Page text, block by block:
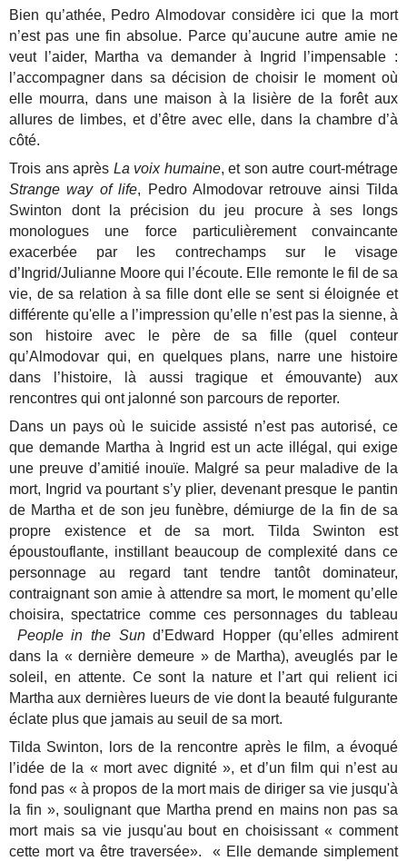
Bien qu’athée, Pedro Almodovar considère ici que la mort
n’est pas une fin absolue. Parce qu’aucune autre amie ne
veut l’aider, Martha va demander à Ingrid l’impensable :
l’accompagner dans sa décision de choisir le moment où
elle mourra, dans une maison à la lisière de la forêt aux
allures de limbes, et d’être avec elle, dans la chambre d’à
côté.
Trois ans après La voix humaine, et son autre court-métrage
Strange way of life, Pedro Almodovar retrouve ainsi Tilda
Swinton dont la précision du jeu procure à ses longs
monologues une force particulièrement convaincante
exacerbée par les contrechamps sur le visage
d’Ingrid/Julianne Moore qui l’écoute. Elle remonte le fil de sa
vie, de sa relation à sa fille dont elle se sent si éloignée et
différente qu'elle a l’impression qu’elle n’est pas la sienne, à
son histoire avec le père de sa fille (quel conteur
qu’Almodovar qui, en quelques plans, narre une histoire
dans l’histoire, là aussi tragique et émouvante) aux
rencontres qui ont jalonné son parcours de reporter.
Dans un pays où le suicide assisté n’est pas autorisé, ce
que demande Martha à Ingrid est un acte illégal, qui exige
une preuve d’amitié inouïe. Malgré sa peur maladive de la
mort, Ingrid va pourtant s’y plier, devenant presque le pantin
de Martha et de son jeu funèbre, démiurge de la fin de sa
propre existence et de sa mort. Tilda Swinton est
époustouflante, instillant beaucoup de complexité dans ce
personnage au regard tant tendre tantôt dominateur,
contraignant son amie à attendre sa mort, le moment qu’elle
choisira, spectatrice comme ces personnages du tableau
People in the Sund’Edward Hopper (qu’elles admirent
dans la « dernière demeure » de Martha), aveuglés par le
soleil, en attente. Ce sont la nature et l’art qui relient ici
Martha aux dernières lueurs de vie dont la beauté fulgurante
éclate plus que jamais au seuil de sa mort.
Tilda Swinton, lors de la rencontre après le film, a évoqué
l’idée de la « mort avec dignité », et d’un film qui n’est au
fond pas « à propos de la mort mais de diriger sa vie jusqu'à
la fin », soulignant que Martha prend en mains non pas sa
mort mais sa vie jusqu'au bout en choisissant « comment
cette mort va être traversée». « Elle demande simplement